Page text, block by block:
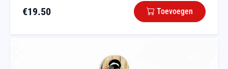
€19.50 Toevoegen